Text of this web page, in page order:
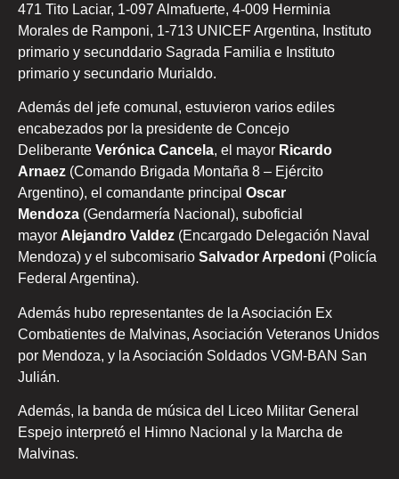
471 Tito Laciar, 1-097 Almafuerte, 4-009 Herminia
Morales de Ramponi, 1-713 UNICEF Argentina, Instituto
primario y secunddario Sagrada Familia e Instituto
primario y secundario Murialdo.
Además del jefe comunal, estuvieron varios ediles
encabezados por la presidente de Concejo
Deliberante Verónica Cancela, el mayor Ricardo
Arnaez (Comando Brigada Montaña 8 – Ejército
Argentino), el comandante principal Oscar
Mendoza (Gendarmería Nacional), suboficial
mayor Alejandro Valdez (Encargado Delegación Naval
Mendoza) y el subcomisario Salvador Arpedoni (Policía
Federal Argentina).
Además hubo representantes de la Asociación Ex
Combatientes de Malvinas, Asociación Veteranos Unidos
por Mendoza, y la Asociación Soldados VGM-BAN San
Julián.
Además, la banda de música del Liceo Militar General
Espejo interpretó el Himno Nacional y la Marcha de
Malvinas.